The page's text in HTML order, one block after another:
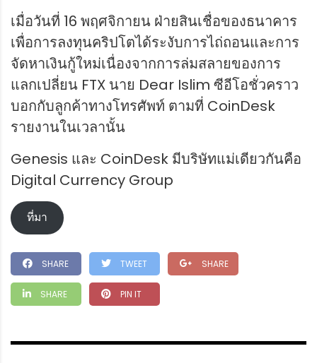
เมื่อวันที่ 16 พฤศจิกายน ฝ่ายสินเชื่อของธนาคาร
เพื่อการลงทุนคริปโตได้ระงับการไถ่ถอนและการ
จัดหาเงินกู้ใหม่เนื่องจากการล่มสลายของการ
แลกเปลี่ยน FTX นาย Dear Islim ซีอีโอชั่วคราว
บอกกับลูกค้าทางโทรศัพท์ ตามที่ CoinDesk
รายงานในเวลานั้น
Genesis และ CoinDesk มีบริษัทแม่เดียวกันคือ
Digital Currency Group
ที่มา
SHARE TWEET SHARE
SHARE PIN IT